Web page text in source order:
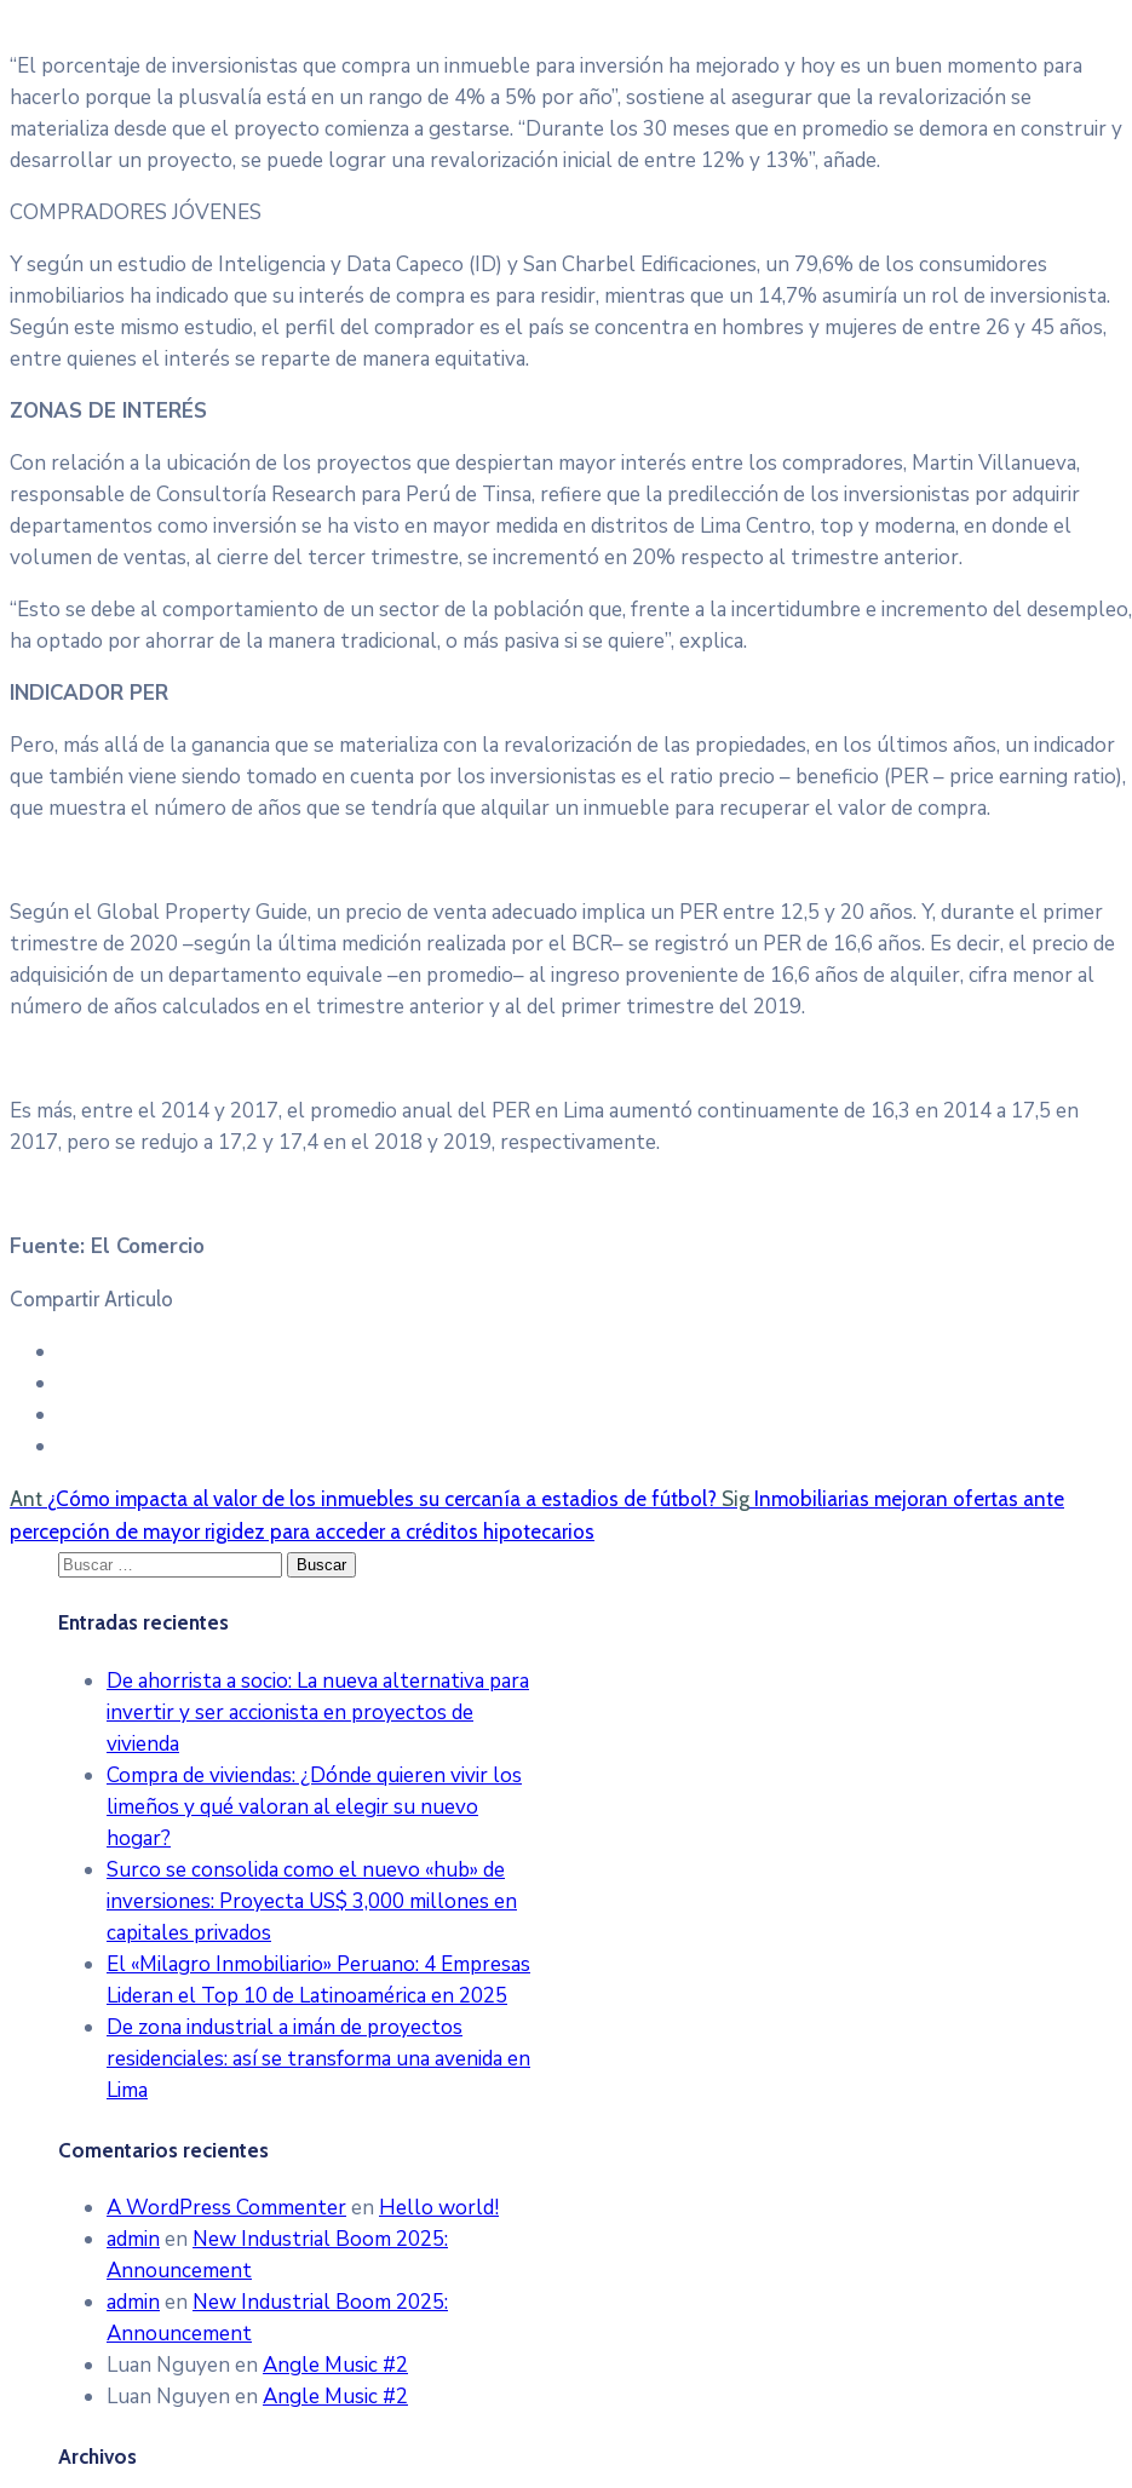
“El porcentaje de inversionistas que compra un inmueble para inversión ha mejorado y hoy es un buen momento para
hacerlo porque la plusvalía está en un rango de 4% a 5% por año”, sostiene al asegurar que la revalorización se
materializa desde que el proyecto comienza a gestarse. “Durante los 30 meses que en promedio se demora en construir y
desarrollar un proyecto, se puede lograr una revalorización inicial de entre 12% y 13%”, añade.
COMPRADORES JÓVENES
Y según un estudio de Inteligencia y Data Capeco (ID) y San Charbel Edificaciones, un 79,6% de los consumidores
inmobiliarios ha indicado que su interés de compra es para residir, mientras que un 14,7% asumiría un rol de inversionista.
Según este mismo estudio, el perfil del comprador es el país se concentra en hombres y mujeres de entre 26 y 45 años,
entre quienes el interés se reparte de manera equitativa.
ZONAS DE INTERÉS
Con relación a la ubicación de los proyectos que despiertan mayor interés entre los compradores, Martin Villanueva,
responsable de Consultoría Research para Perú de Tinsa, refiere que la predilección de los inversionistas por adquirir
departamentos como inversión se ha visto en mayor medida en distritos de Lima Centro, top y moderna, en donde el
volumen de ventas, al cierre del tercer trimestre, se incrementó en 20% respecto al trimestre anterior.
“Esto se debe al comportamiento de un sector de la población que, frente a la incertidumbre e incremento del desempleo,
ha optado por ahorrar de la manera tradicional, o más pasiva si se quiere”, explica.
INDICADOR PER
Pero, más allá de la ganancia que se materializa con la revalorización de las propiedades, en los últimos años, un indicador
que también viene siendo tomado en cuenta por los inversionistas es el ratio precio – beneficio (PER – price earning ratio),
que muestra el número de años que se tendría que alquilar un inmueble para recuperar el valor de compra.
Según el Global Property Guide, un precio de venta adecuado implica un PER entre 12,5 y 20 años. Y, durante el primer
trimestre de 2020 –según la última medición realizada por el BCR– se registró un PER de 16,6 años. Es decir, el precio de
adquisición de un departamento equivale –en promedio– al ingreso proveniente de 16,6 años de alquiler, cifra menor al
número de años calculados en el trimestre anterior y al del primer trimestre del 2019.
Es más, entre el 2014 y 2017, el promedio anual del PER en Lima aumentó continuamente de 16,3 en 2014 a 17,5 en
2017, pero se redujo a 17,2 y 17,4 en el 2018 y 2019, respectivamente.
Fuente: El Comercio
Compartir Articulo
Ant ¿Cómo impacta al valor de los inmuebles su cercanía a estadios de fútbol? Sig Inmobiliarias mejoran ofertas ante
percepción de mayor rigidez para acceder a créditos hipotecarios
Buscar:
Entradas recientes
De ahorrista a socio: La nueva alternativa para
invertir y ser accionista en proyectos de
vivienda
Compra de viviendas: ¿Dónde quieren vivir los
limeños y qué valoran al elegir su nuevo
hogar?
Surco se consolida como el nuevo «hub» de
inversiones: Proyecta US$ 3,000 millones en
capitales privados
El «Milagro Inmobiliario» Peruano: 4 Empresas
Lideran el Top 10 de Latinoamérica en 2025
De zona industrial a imán de proyectos
residenciales: así se transforma una avenida en
Lima
Comentarios recientes
A WordPress Commenteren Hello world!
adminen New Industrial Boom 2025:
Announcement
adminen New Industrial Boom 2025:
Announcement
Luan Nguyen en Angle Music #2
Luan Nguyen en Angle Music #2
Archivos